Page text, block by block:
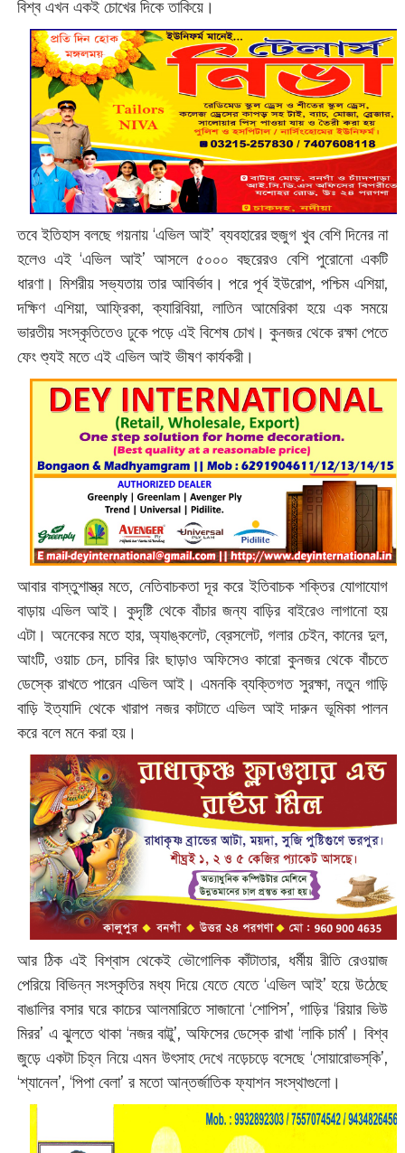
বিশ্ব এখন একই চোখের দিকে তাকিয়ে।
তবে ইতিহাস বলছে গয়নায় ‘এভিল আই’ ব্যবহারের হুজুগ খুব বেশি দিনের না
হলেও এই ‘এভিল আই’ আসলে ৫০০০ বছরেরও বেশি পুরোনো একটি
ধারণা। মিশরীয় সভ্যতায় তার আবির্ভাব। পরে পূর্ব ইউরোপ, পশ্চিম এশিয়া,
দক্ষিণ এশিয়া, আফ্রিকা, ক্যারিবিয়া, লাতিন আমেরিকা হয়ে এক সময়ে
ভারতীয় সংস্কৃতিতেও ঢুকে পড়ে এই বিশেষ চোখ। কুনজর থেকে রক্ষা পেতে
ফেং শ্যুই মতে এই এভিল আই ভীষণ কার্যকরী।
আবার বাস্তুশাস্ত্র মতে, নেতিবাচকতা দূর করে ইতিবাচক শক্তির যোগাযোগ
বাড়ায় এভিল আই। কুদৃষ্টি থেকে বাঁচার জন্য বাড়ির বাইরেও লাগানো হয়
এটা। অনেকের মতে হার, অ্যাঙ্কলেট, ব্রেসলেট, গলার চেইন, কানের দুল,
আংটি, ওয়াচ চেন, চাবির রিং ছাড়াও অফিসেও কারো কুনজর থেকে বাঁচতে
ডেস্কে রাখতে পারেন এভিল আই। এমনকি ব্যক্তিগত সুরক্ষা, নতুন গাড়ি
বাড়ি ইত্যাদি থেকে খারাপ নজর কাটাতে এভিল আই দারুন ভূমিকা পালন
করে বলে মনে করা হয়।
আর ঠিক এই বিশ্বাস থেকেই ভৌগোলিক কাঁটাতার, ধর্মীয় রীতি রেওয়াজ
পেরিয়ে বিভিন্ন সংস্কৃতির মধ্য দিয়ে যেতে যেতে ‘এভিল আই’ হয়ে উঠেছে
বাঙালির বসার ঘরে কাচের আলমারিতে সাজানো ‘শোপিস’, গাড়ির ‘রিয়ার ভিউ
মিরর’ এ ঝুলতে থাকা ‘নজর বাট্টু’, অফিসের ডেস্কে রাখা ‘লাকি চার্ম’। বিশ্ব
জুড়ে একটা চিহ্ন নিয়ে এমন উৎসাহ দেখে নড়েচড়ে বসেছে ‘সোয়ারোভস্‌কি’,
‘শ্যানেল’, ‘পিপা বেলা’ র মতো আন্তর্জাতিক ফ্যাশন সংস্থাগুলো।